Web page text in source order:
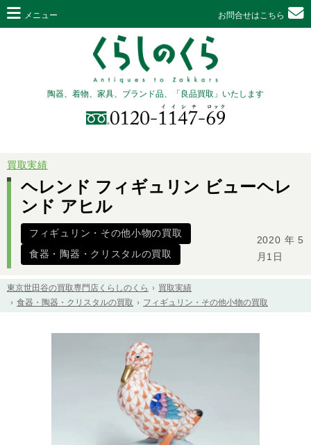
メニュー お問合せはこちら
陶器、着物、家具、ブランド品、「良品買取」いたします
買取実績
ヘレンド フィギュリン ビューヘレ
ンド アヒル
フィギュリン・その他小物の買取
食器・陶器・クリスタルの買取
2020年5
月1日
東京世田谷の買取専門店くらしのくら
買取実績
食器・陶器・クリスタルの買取
フィギュリン・その他小物の買取